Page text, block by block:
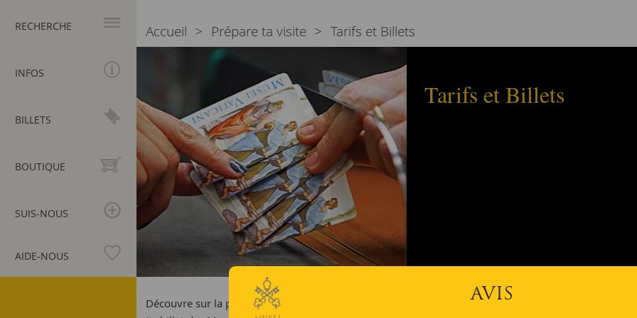
AVIS
principale
RECHERCHE
INFOS
BILLETS
BOUTIQUE
SUIS-NOUS
AIDE-NOUS
Tarifs et Billets
Découvre sur la page les nombreux types de billets et vérifie les tarifs, les réductions ou les
Breadcrumb
Accueil Prépare ta visite Tarifs et Billets